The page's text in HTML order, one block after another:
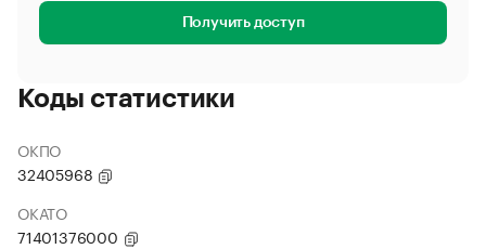
Получить доступ
Коды статистики
ОКПО
32405968
ОКАТО
71401376000